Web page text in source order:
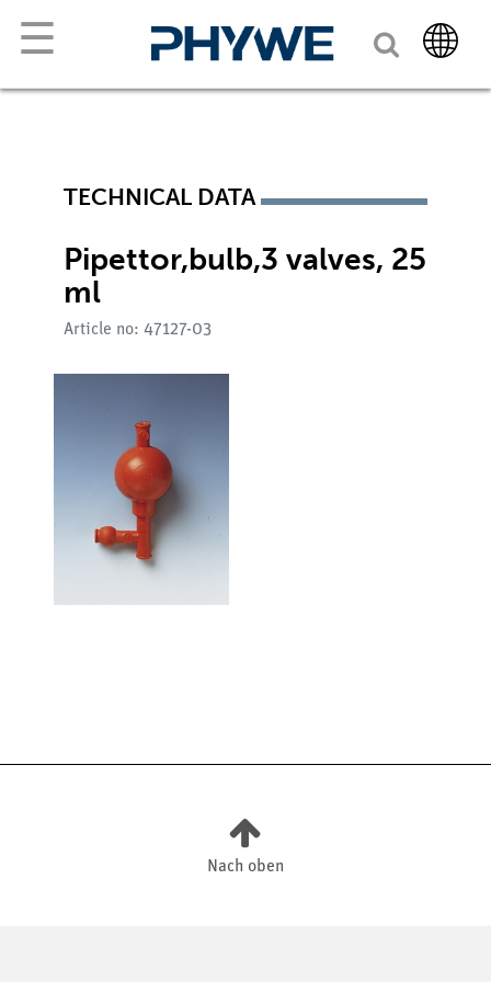
☰
TECHNICAL DATA
Pipettor,bulb,3 valves, 25
ml
Article no: 47127-03
Nach oben